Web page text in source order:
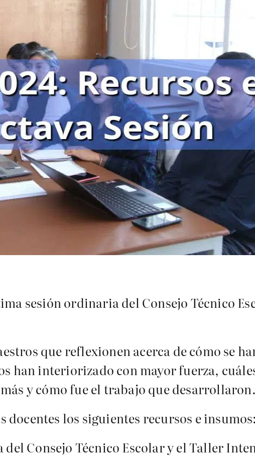
sesión ordinaria del Consejo Técnico
que reflexionen acerca de cómo se
han interiorizado con mayor fuerza,
y cómo fue el trabajo que desarrollaron.
docentes los siguientes recursos e insumos:
Consejo Técnico Escolar y el Taller